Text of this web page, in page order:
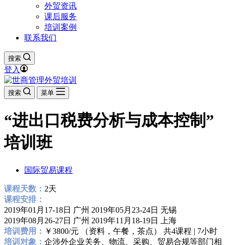
外贸资讯
课后服务
培训案例
联系我们
搜索
登入
搜索 菜单
“进出口税费分析与成本控制”
培训班
国际贸易课程
课程天数： 2天
课程安排：
2019年01月17-18日 广州 2019年05月23-24日 无锡
2019年08月26-27日 广州 2019年11月18-19日 上海
培训费用： ￥3800/元 （资料，午餐，茶点） 共4课程 | 7小时
培训对象： 企涉外企业关务、物流、采购、贸易合规等部门相